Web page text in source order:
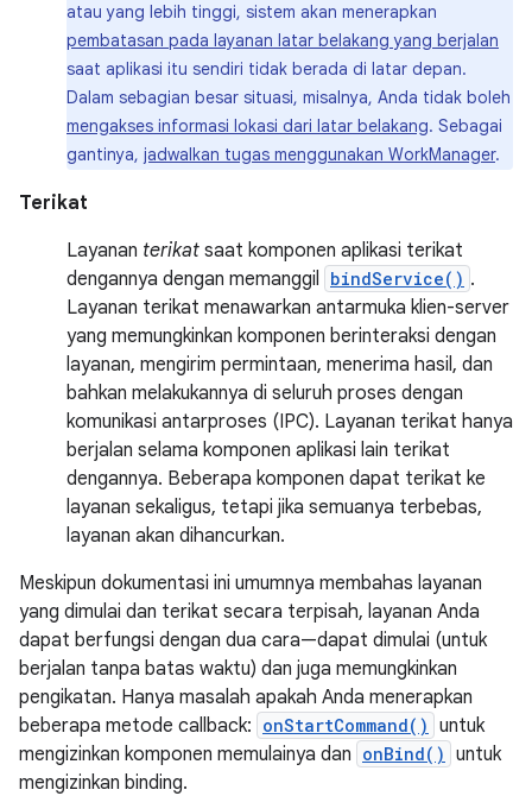
atau yang lebih tinggi, sistem akan menerapkan
pembatasan pada layanan latar belakang yang berjalan
saat aplikasi itu sendiri tidak berada di latar depan.
Dalam sebagian besar situasi, misalnya, Anda tidak boleh
mengakses informasi lokasi dari latar belakang. Sebagai
gantinya, jadwalkan tugas menggunakan WorkManager.
Terikat
Layanan terikat saat komponen aplikasi terikat
dengannya dengan memanggil bindService() .
Layanan terikat menawarkan antarmuka klien-server
yang memungkinkan komponen berinteraksi dengan
layanan, mengirim permintaan, menerima hasil, dan
bahkan melakukannya di seluruh proses dengan
komunikasi antarproses (IPC). Layanan terikat hanya
berjalan selama komponen aplikasi lain terikat
dengannya. Beberapa komponen dapat terikat ke
layanan sekaligus, tetapi jika semuanya terbebas,
layanan akan dihancurkan.
Meskipun dokumentasi ini umumnya membahas layanan
yang dimulai dan terikat secara terpisah, layanan Anda
dapat berfungsi dengan dua cara—dapat dimulai (untuk
berjalan tanpa batas waktu) dan juga memungkinkan
pengikatan. Hanya masalah apakah Anda menerapkan
beberapa metode callback: onStartCommand() untuk
mengizinkan komponen memulainya dan onBind() untuk
mengizinkan binding.